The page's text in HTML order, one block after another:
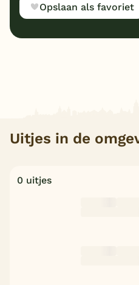
Opslaan als favoriet
Uitjes in de
0 uitjes